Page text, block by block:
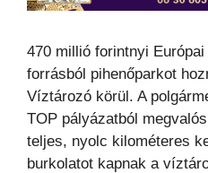
470 millió forintnyi
forrásból pihenőparkot
Víztározó körül. A
TOP pályázatból
teljes, nyolc kilométeres
burkolatot kapnak a